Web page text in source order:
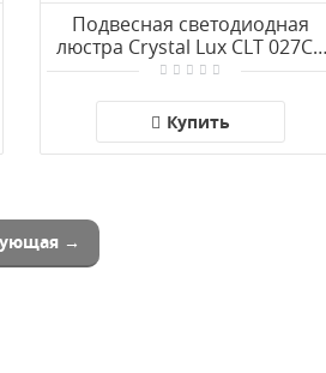
Подвесная светодиодная
люстра Crystal Lux CLT 027C4
L1000 BL
Купить
→